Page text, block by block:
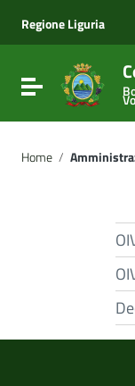
Vai al menu di
Vai al footer
Regione Liguria
Attiva /
Home /